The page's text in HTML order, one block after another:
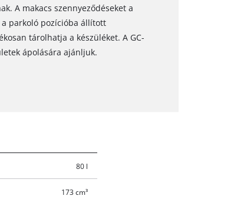
A makacs szennyeződéseket a
parkoló pozícióba állított
tárolhatja a készüléket. A GC-
ápolására ajánljuk.
80 l
173 cm³